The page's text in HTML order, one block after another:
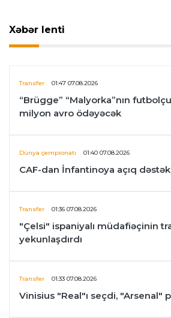
Xəbər lenti
Transfer 01:47 07.08.2026
“Brügge” “Malyorka”nın
milyon avro ödəyəcək
Dünya çempionatı 01:40 07.08.2026
CAF-dan İnfantinoya açıq dəstək
Transfer 01:36 07.08.2026
"Çelsi" ispaniyalı müdafiəçinin
yekunlaşdırdı
Transfer 01:33 07.08.2026
Vinisius "Real"ı seçdi, "Arsenal"